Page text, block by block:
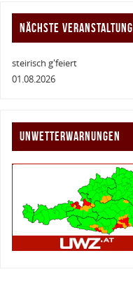
NÄCHSTE VERANSTALTUNG
steirisch g'feiert
01.08.2026
UNWETTERWARNUNGEN